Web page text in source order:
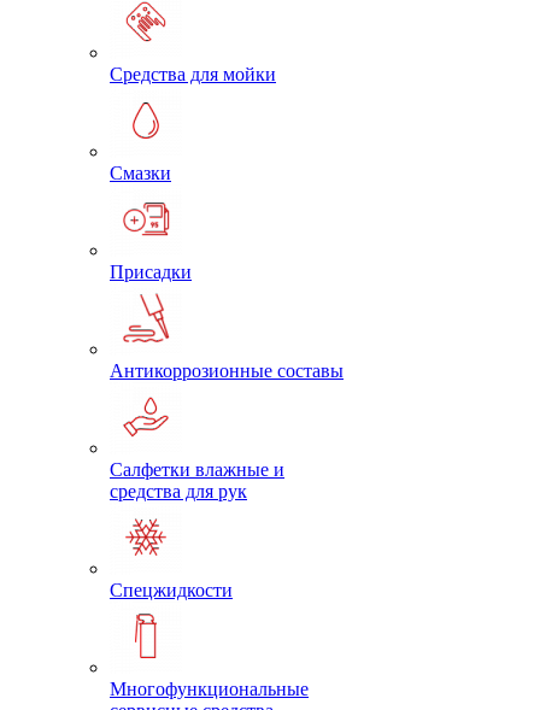
Средства для мойки
Смазки
Присадки
Антикоррозионные составы
Салфетки влажные и
средства для рук
Спецжидкости
Многофункциональные